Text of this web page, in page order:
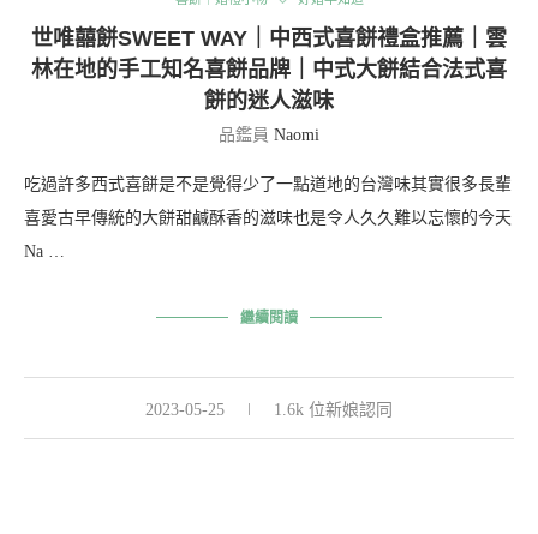
世唯囍餅SWEET WAY｜中西式喜餅禮盒推薦｜雲
林在地的手工知名喜餅品牌｜中式大餅結合法式喜
餅的迷人滋味
品鑑員 Naomi
吃過許多西式喜餅是不是覺得少了一點道地的台灣味其實很多長輩
喜愛古早傳統的大餅甜鹹酥香的滋味也是令人久久難以忘懷的今天
Na …
繼續閱讀
2023-05-25 1.6k 位新娘認同